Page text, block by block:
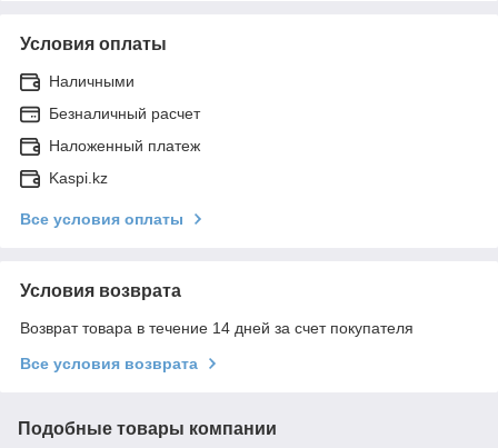
Условия оплаты
Наличными
Безналичный расчет
Наложенный платеж
Kaspi.kz
Все условия оплаты
Условия возврата
Возврат товара в течение 14 дней за счет покупателя
Все условия возврата
Подобные товары компании